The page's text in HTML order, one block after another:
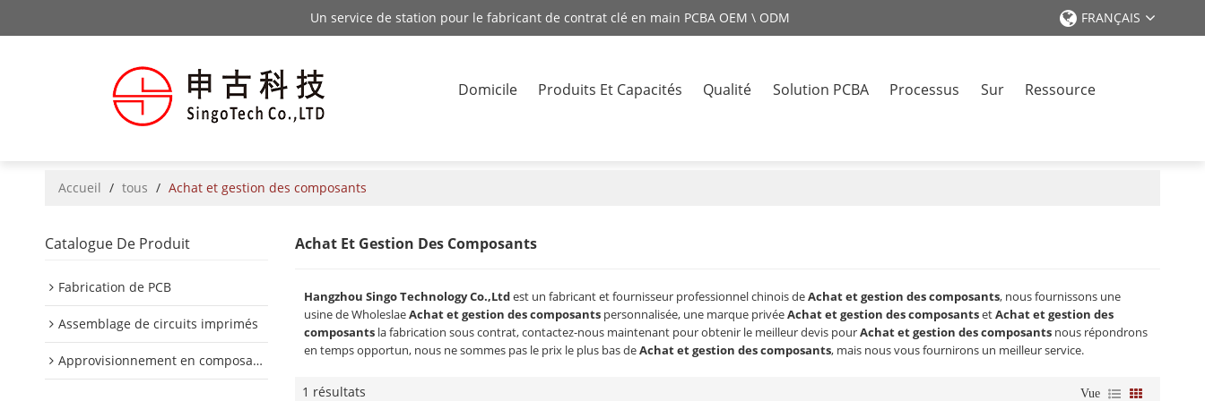
Un service de station pour le fabricant de contrat clé en main PCBA OEM \ ODM FRANÇAIS
Domicile Produits Et Capacités Qualité Solution PCBA Processus Sur
Ressource
Accueil / tous / Achat et gestion des composants
Catalogue De Produit
Fabrication de PCB
Assemblage de circuits imprimés
Approvisionnement en composants PCB
Achat Et Gestion Des Composants
Hangzhou Singo Technology Co.,Ltdest un fabricant et fournisseur professionnel chinois deAchat et gestion des composants, nous fournissons une
usine de WholeslaeAchat et gestion des composantspersonnalisée, une marque privéeAchat et gestion des composantsetAchat et gestion des
composantsla fabrication sous contrat, contactez-nous maintenant pour obtenir le meilleur devis pourAchat et gestion des composantsnous répondrons
en temps opportun, nous ne sommes pas le prix le plus bas deAchat et gestion des composants, mais nous vous fournirons un meilleur service.
1 résultats Vue